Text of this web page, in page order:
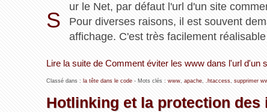
S
ur le Net, par défaut l'url d'un site
Pour diverses raisons, il est souvent
affichage. C'est très facilement
Lire la suite de Comment éviter les www dans l'url d'un
Classé dans : la tête dans le code- Mots clés : www, apache, .htaccess, supprimer
Hotlinking et la protection des